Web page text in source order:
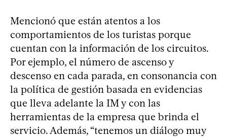
Mencionó que están atentos a los
comportamientos de los turistas porque
cuentan con la información de los circuitos.
Por ejemplo, el número de ascenso y
descenso en cada parada, en consonancia con
la política de gestión basada en evidencias
que lleva adelante la IM y con las
herramientas de la empresa que brinda el
servicio. Además, “tenemos un diálogo muy